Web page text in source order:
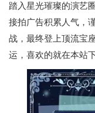
踏入星光璀璨的演艺
接拍广告积累人气，
战，最终登上顶流宝
运，喜欢的就在本站下